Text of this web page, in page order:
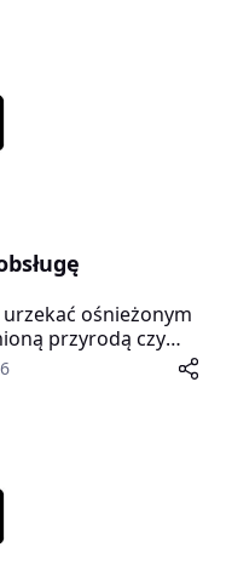
ośnieżonym
przyrodą czy
swoje mroźne
uciążliwe dla
ale
z telefonu.